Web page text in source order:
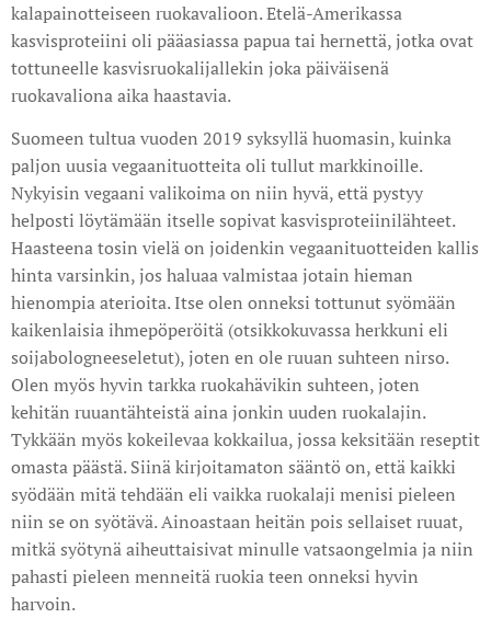
kalapainotteiseen ruokavalioon. Etelä-Amerikassa
kasvisproteiini oli pääasiassa papua tai hernettä, jotka ovat
tottuneelle kasvisruokalijallekin joka päiväisenä
ruokavaliona aika haastavia.
Suomeen tultua vuoden 2019 syksyllä huomasin, kuinka
paljon uusia vegaanituotteita oli tullut markkinoille.
Nykyisin vegaani valikoima on niin hyvä, että pystyy
helposti löytämään itselle sopivat kasvisproteiinilähteet.
Haasteena tosin vielä on joidenkin vegaanituotteiden kallis
hinta varsinkin, jos haluaa valmistaa jotain hieman
hienompia aterioita. Itse olen onneksi tottunut syömään
kaikenlaisia ihmepöperöitä (otsikkokuvassa herkkuni eli
soijabologneeseletut), joten en ole ruuan suhteen nirso.
Olen myös hyvin tarkka ruokahävikin suhteen, joten
kehitän ruuantähteistä aina jonkin uuden ruokalajin.
Tykkään myös kokeilevaa kokkailua, jossa keksitään reseptit
omasta päästä. Siinä kirjoitamaton sääntö on, että kaikki
syödään mitä tehdään eli vaikka ruokalaji menisi pieleen
niin se on syötävä. Ainoastaan heitän pois sellaiset ruuat,
mitkä syötynä aiheuttaisivat minulle vatsaongelmia ja niin
pahasti pieleen menneitä ruokia teen onneksi hyvin
harvoin.